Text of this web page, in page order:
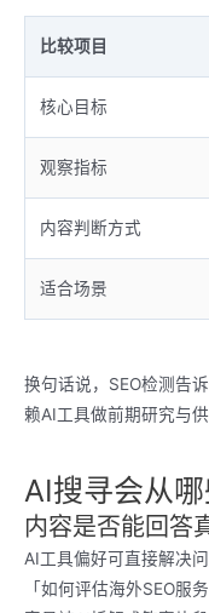
比较项目
核心目标
观察指标
内容判断方式
适合场景
换句话说，SEO检测告
赖AI工具做前期研究与
AI搜寻会从
内容是否能回答
AI工具偏好可直接解决
「如何评估海外SEO